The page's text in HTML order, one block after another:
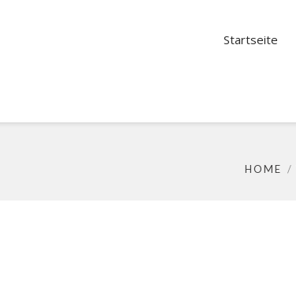
Startseite
HOME